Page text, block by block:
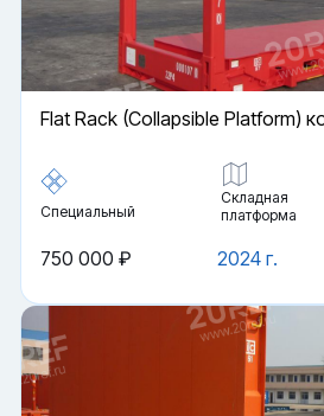
Flat Rack (Collapsible Platform)
Специальный
Складная
платформа
2024 г.
750 000 ₽